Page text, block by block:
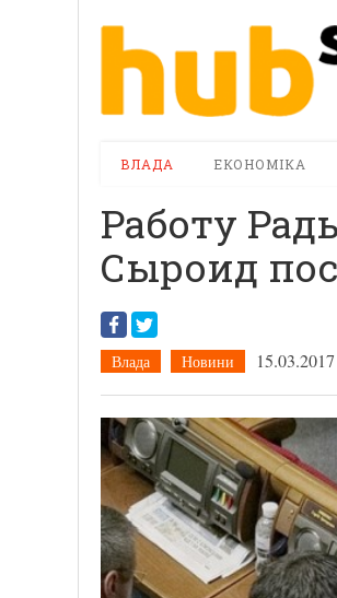
ВЛАДА ЕКОНОМІКА
Работу
Сыроид
Влада Новини